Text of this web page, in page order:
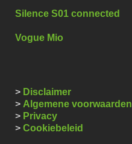
Silence S01 connected
Vogue Mio
> Disclaimer
> Algemene voorwaarden
> Privacy
> Cookiebeleid